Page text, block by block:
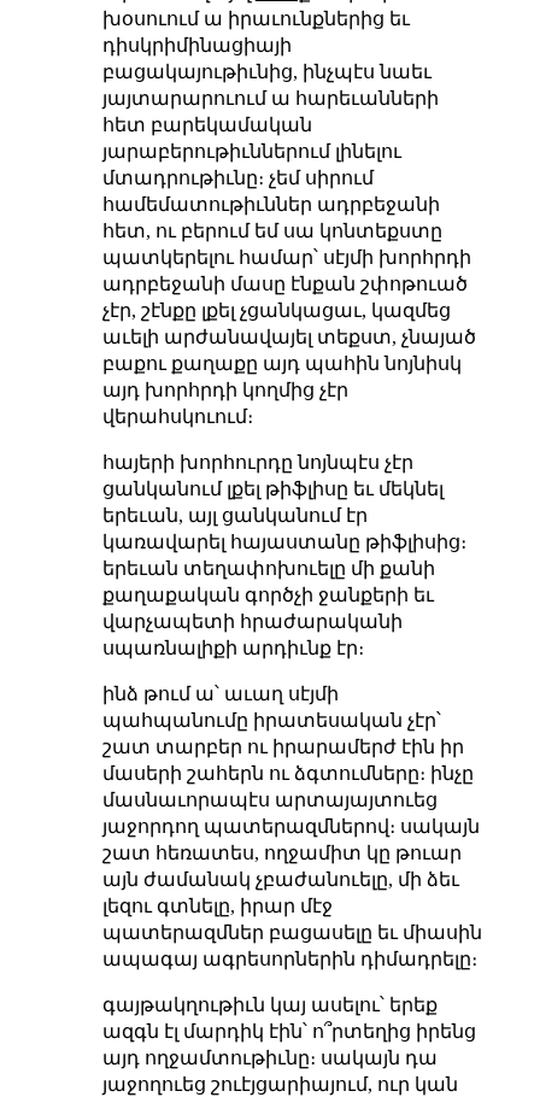
խօսուում ա իրաւունքներից եւ
դիսկրիմինացիայի
բացակայութիւնից, ինչպէս նաեւ
յայտարարուում ա հարեւանների
հետ բարեկամական
յարաբերութիւններում լինելու
մտադրութիւնը։ չեմ սիրում
համեմատութիւններ ադրբեջանի
հետ, ու բերում եմ սա կոնտեքստը
պատկերելու համար՝ սէյմի խորհրդի
ադրբեջանի մասը էնքան շփոթուած
չէր, շէնքը լքել չցանկացաւ, կազմեց
աւելի արժանավայել տեքստ, չնայած
բաքու քաղաքը այդ պահին նոյնիսկ
այդ խորհրդի կողմից չէր
վերահսկուում։
հայերի խորհուրդը նոյնպէս չէր
ցանկանում լքել թիֆլիսը եւ մեկնել
երեւան, այլ ցանկանում էր
կառավարել հայաստանը թիֆլիսից։
երեւան տեղափոխուելը մի քանի
քաղաքական գործչի ջանքերի եւ
վարչապետի հրաժարականի
սպառնալիքի արդիւնք էր։
ինձ թում ա՝ աւաղ սէյմի
պահպանումը իրատեսական չէր՝
շատ տարբեր ու իրարամերժ էին իր
մասերի շահերն ու ձգտումները։ ինչը
մասնաւորապէս արտայայտուեց
յաջորդող պատերազմներով։ սակայն
շատ հեռատես, ողջամիտ կը թուար
այն ժամանակ չբաժանուելը, մի ձեւ
լեզու գտնելը, իրար մէջ
պատերազմներ բացասելը եւ միասին
ապագայ ագրեսորներին դիմադրելը։
գայթակղութիւն կայ ասելու՝ երեք
ազգն էլ մարդիկ էին՝ ո՞րտեղից իրենց
այդ ողջամտութիւնը։ սակայն դա
յաջողուեց շուէյցարիայում, ուր կան